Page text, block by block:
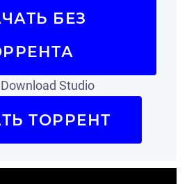
БЕЗ
Studio
ТОРРЕНТ